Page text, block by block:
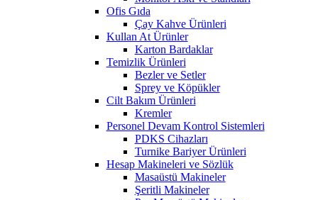
Ofis Gıda
Çay Kahve Ürünleri
Kullan At Ürünler
Karton Bardaklar
Temizlik Ürünleri
Bezler ve Setler
Sprey ve Köpükler
Cilt Bakım Ürünleri
Kremler
Personel Devam Kontrol Sistemleri
PDKS Cihazları
Turnike Bariyer Ürünleri
Hesap Makineleri ve Sözlük
Masaüstü Makineler
Şeritli Makineler